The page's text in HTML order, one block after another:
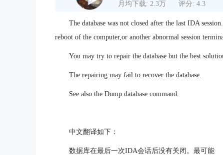
月均下载: 2.3万
评分: 4.3
The database was not closed after the last IDA
reboot of the computer,or another abnormal session
You may try to repair the database but the best
The repairing may fail to recover the database.
See also the Dump database command.
中文翻译如下：
数据库在最后一次IDA会话后没有关闭。最可能